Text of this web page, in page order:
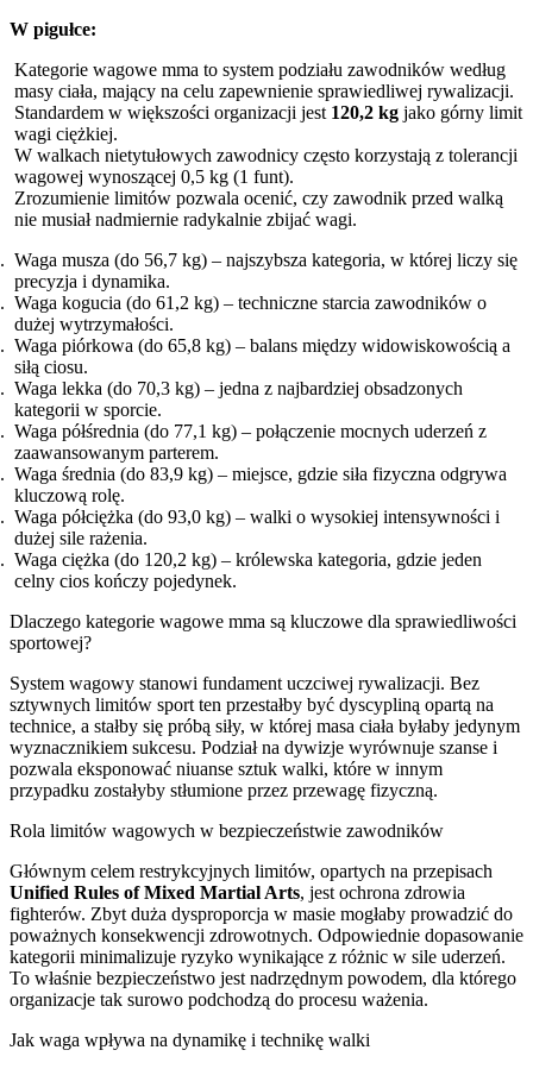
W pigułce:
Kategorie wagowe mma to system podziału zawodników według
masy ciała, mający na celu zapewnienie sprawiedliwej rywalizacji.
Standardem w większości organizacji jest 120,2 kg jako górny limit
wagi ciężkiej.
W walkach nietytułowych zawodnicy często korzystają z tolerancji
wagowej wynoszącej 0,5 kg (1 funt).
Zrozumienie limitów pozwala ocenić, czy zawodnik przed walką
nie musiał nadmiernie radykalnie zbijać wagi.
Waga musza (do 56,7 kg) – najszybsza kategoria, w której liczy się
precyzja i dynamika.
Waga kogucia (do 61,2 kg) – techniczne starcia zawodników o
dużej wytrzymałości.
Waga piórkowa (do 65,8 kg) – balans między widowiskowością a
siłą ciosu.
Waga lekka (do 70,3 kg) – jedna z najbardziej obsadzonych
kategorii w sporcie.
Waga półśrednia (do 77,1 kg) – połączenie mocnych uderzeń z
zaawansowanym parterem.
Waga średnia (do 83,9 kg) – miejsce, gdzie siła fizyczna odgrywa
kluczową rolę.
Waga półciężka (do 93,0 kg) – walki o wysokiej intensywności i
dużej sile rażenia.
Waga ciężka (do 120,2 kg) – królewska kategoria, gdzie jeden
celny cios kończy pojedynek.
Dlaczego kategorie wagowe mma są kluczowe dla sprawiedliwości
sportowej?
System wagowy stanowi fundament uczciwej rywalizacji. Bez
sztywnych limitów sport ten przestałby być dyscypliną opartą na
technice, a stałby się próbą siły, w której masa ciała byłaby jedynym
wyznacznikiem sukcesu. Podział na dywizje wyrównuje szanse i
pozwala eksponować niuanse sztuk walki, które w innym
przypadku zostałyby stłumione przez przewagę fizyczną.
Rola limitów wagowych w bezpieczeństwie zawodników
Głównym celem restrykcyjnych limitów, opartych na przepisach
Unified Rules of Mixed Martial Arts, jest ochrona zdrowia
fighterów. Zbyt duża dysproporcja w masie mogłaby prowadzić do
poważnych konsekwencji zdrowotnych. Odpowiednie dopasowanie
kategorii minimalizuje ryzyko wynikające z różnic w sile uderzeń.
To właśnie bezpieczeństwo jest nadrzędnym powodem, dla którego
organizacje tak surowo podchodzą do procesu ważenia.
Jak waga wpływa na dynamikę i technikę walki